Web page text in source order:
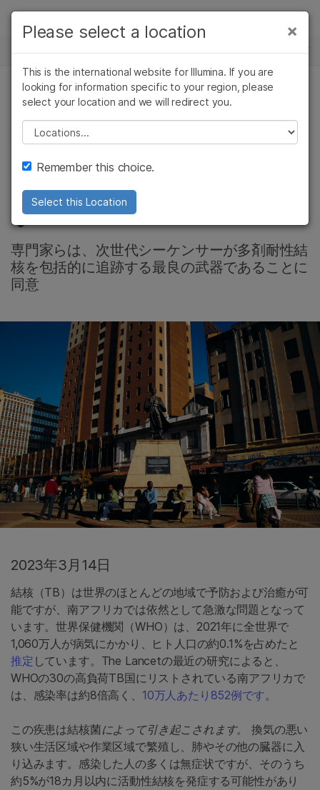
Skip to content
ソリューション
ラーニング
企業情報
サポート
お気に入りの分野を選択
ニュースセンター
プレシジョンヘルス, コミュニティー, 微生物ゲノム
南アフリカにおける
薬剤耐性結核との闘
い
専門家らは、次世代シーケンサーが多剤耐性結
核を包括的に追跡する最良の武器であることに
同意
2023年3月14日
結核（TB）は世界のほとんどの地域で予防および治癒が可
能ですが、南アフリカでは依然として急激な問題となって
います。世界保健機関（WHO）は、2021年に全世界で
1,060万人が病気にかかり、ヒト人口の約0.1%を占めたと
推定 しています。The Lancetの最近の研究によると、
WHOの30の高負荷TB国にリストされている南アフリカで
は、感染率は約8倍高く、 10万人あたり852例です。
この疾患は結核菌によって引き起こされます。換気の悪い
狭い生活区域や作業区域で繁殖し、肺やその他の臓器に入
り込みます。感染した人の多くは無症状ですが、そのうち
約5%が18カ月以内に活動性結核を発症する可能性があり
×
Please select a location
This is the international website for Illumina. If you are
looking for information specific to your region, please
select your location and we will redirect you.
Please select a location
Remember this choice.
Select this Location
×
がん研究
微生物研究
農学研究
複雑な疾患
臨床オンコロジー
生殖医学
患研究